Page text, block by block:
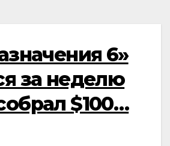
6»
за неделю
$100…